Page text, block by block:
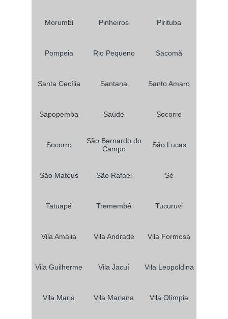
Morumbi Pinheiros Pirituba
Pompeia Rio Pequeno Sacomã
Santa Cecília Santana Santo Amaro
Sapopemba Saúde Socorro
Socorro
São Bernardo do
Campo
São Lucas
São Mateus São Rafael Sé
Tatuapé Tremembé Tucuruvi
Vila Amália Vila Andrade Vila Formosa
Vila Guilherme Vila Jacuí Vila Leopoldina
Vila Maria Vila Mariana Vila Olímpia